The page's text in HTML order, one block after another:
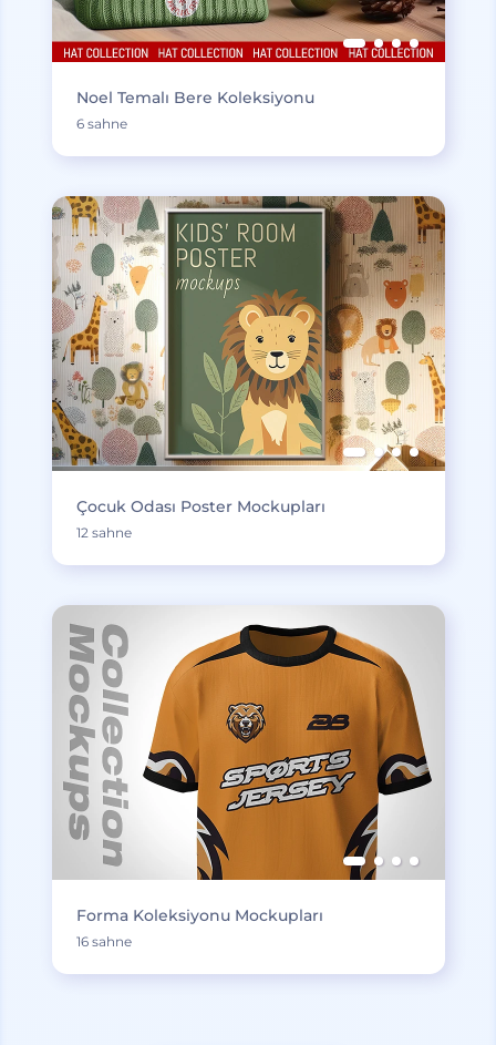
Noel Temalı Bere Koleksiyonu
6 sahne
Çocuk Odası Poster Mockupları
12 sahne
Forma Koleksiyonu Mockupları
16 sahne